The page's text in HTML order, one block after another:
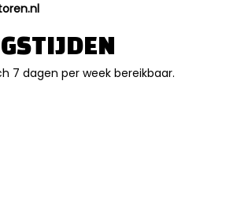
7 dagen per week bereikbaar.